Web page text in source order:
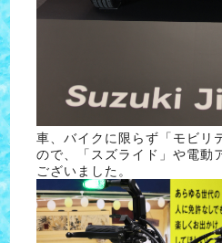
車、バイクに限らず「モビリ
ので、「スズライド」や電動
ございました。